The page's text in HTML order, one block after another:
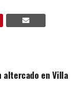
altercado en Villa